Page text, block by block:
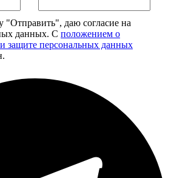
даю согласие на
данных. С положением о
защите персональных данных